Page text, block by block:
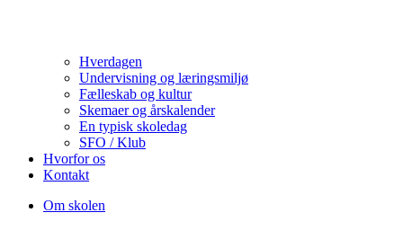
Hverdagen
Undervisning og læringsmiljø
Fælleskab og kultur
Skemaer og årskalender
En typisk skoledag
SFO / Klub
Hvorfor os
Kontakt
Om skolen